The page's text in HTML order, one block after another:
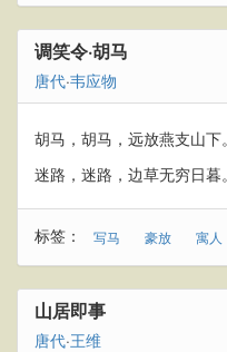
调笑令·胡马
唐代·韦应物
胡马，胡马，远放燕支山下
迷路，迷路，边草无穷日暮。
标签： 写马 豪放 寓人
山居即事
唐代·王维